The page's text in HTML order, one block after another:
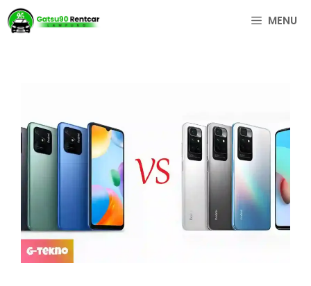
Langsung
ke
MENU